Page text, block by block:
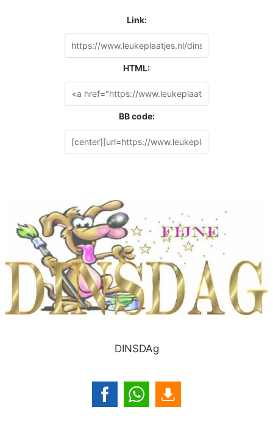
Link:
HTML:
BB code:
DINSDAg